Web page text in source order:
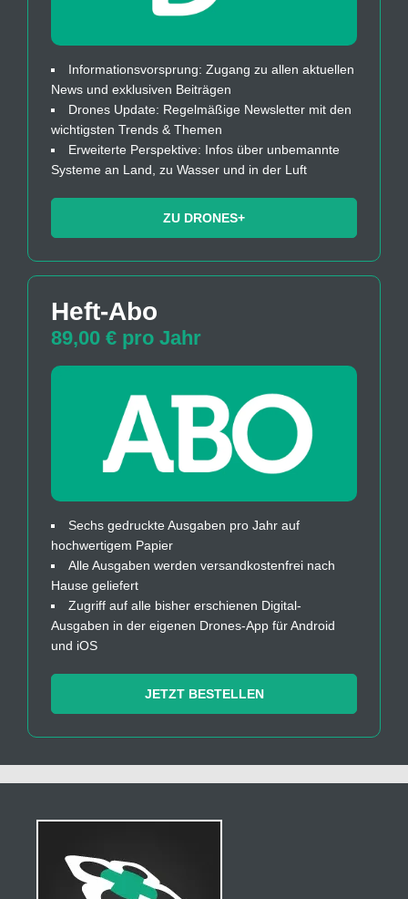
Informationsvorsprung: Zugang zu allen aktuellen
News und exklusiven Beiträgen
Drones Update: Regelmäßige Newsletter mit den
wichtigsten Trends & Themen
Erweiterte Perspektive: Infos über unbemannte
Systeme an Land, zu Wasser und in der Luft
ZU DRONES+
Heft-Abo
89,00 € pro Jahr
Sechs gedruckte Ausgaben pro Jahr auf
hochwertigem Papier
Alle Ausgaben werden versandkostenfrei nach
Hause geliefert
Zugriff auf alle bisher erschienen Digital-
Ausgaben in der eigenen Drones-App für Android
und iOS
JETZT BESTELLEN